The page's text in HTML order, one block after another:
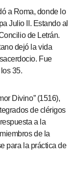
a Roma, donde lo
Julio II. Estando al
de Letrán.
dejó la vida
Fue
35.
Divino” (1516),
de clérigos
a la
de la
para la práctica de